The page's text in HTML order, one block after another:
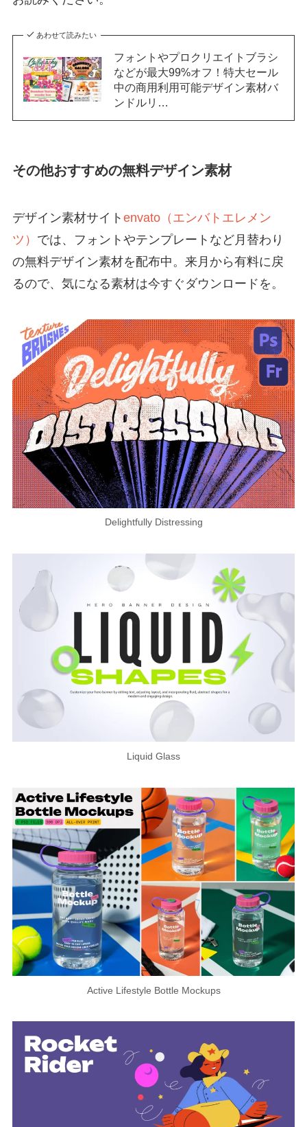
あわせて読みたい
フォントやプロクリエイトブラシ
などが最大99%オフ！特大セール
中の商用利用可能デザイン素材バ
ンドルリ…
その他おすすめの無料デザイン素材
デザイン素材サイト envato（エンバトエレメン
ツ） では、フォントやテンプレートなど月替わり
の無料デザイン素材を配布中。来月から有料に戻
るので、気になる素材は今すぐダウンロードを。
Delightfully Distressing
Liquid Glass
Active Lifestyle Bottle Mockups